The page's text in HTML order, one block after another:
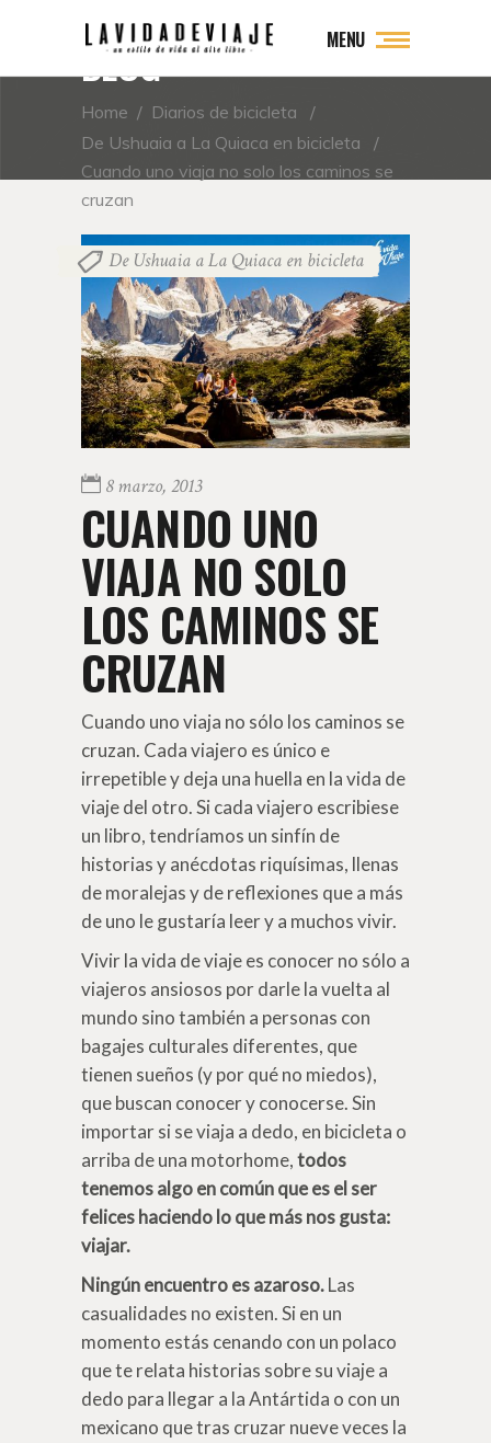
MENU
BLOG
Home / Diarios de bicicleta
/
De Ushuaia a La Quiaca en bicicleta
/
Cuando uno viaja no solo los caminos se
cruzan
De Ushuaia a La Quiaca en bicicleta
8 marzo, 2013
CUANDO UNO
VIAJA NO SOLO
LOS CAMINOS SE
CRUZAN
Cuando uno viaja no sólo los caminos se
cruzan. Cada viajero es único e
irrepetible y deja una huella en la vida de
viaje del otro. Si cada viajero escribiese
un libro, tendríamos un sinfín de
historias y anécdotas riquísimas, llenas
de moralejas y de reflexiones que a más
de uno le gustaría leer y a muchos vivir.
Vivir la vida de viaje es conocer no sólo a
viajeros ansiosos por darle la vuelta al
mundo sino también a personas con
bagajes culturales diferentes, que
tienen sueños (y por qué no miedos),
que buscan conocer y conocerse. Sin
importar si se viaja a dedo, en bicicleta o
arriba de una motorhome,todos
tenemos algo en común que es el ser
felices haciendo lo que más nos gusta:
viajar.
Ningún encuentro es azaroso.Las
casualidades no existen. Si en un
momento estás cenando con un polaco
que te relata historias sobre su viaje a
dedo para llegar a la Antártida o con un
mexicano que tras cruzar nueve veces la